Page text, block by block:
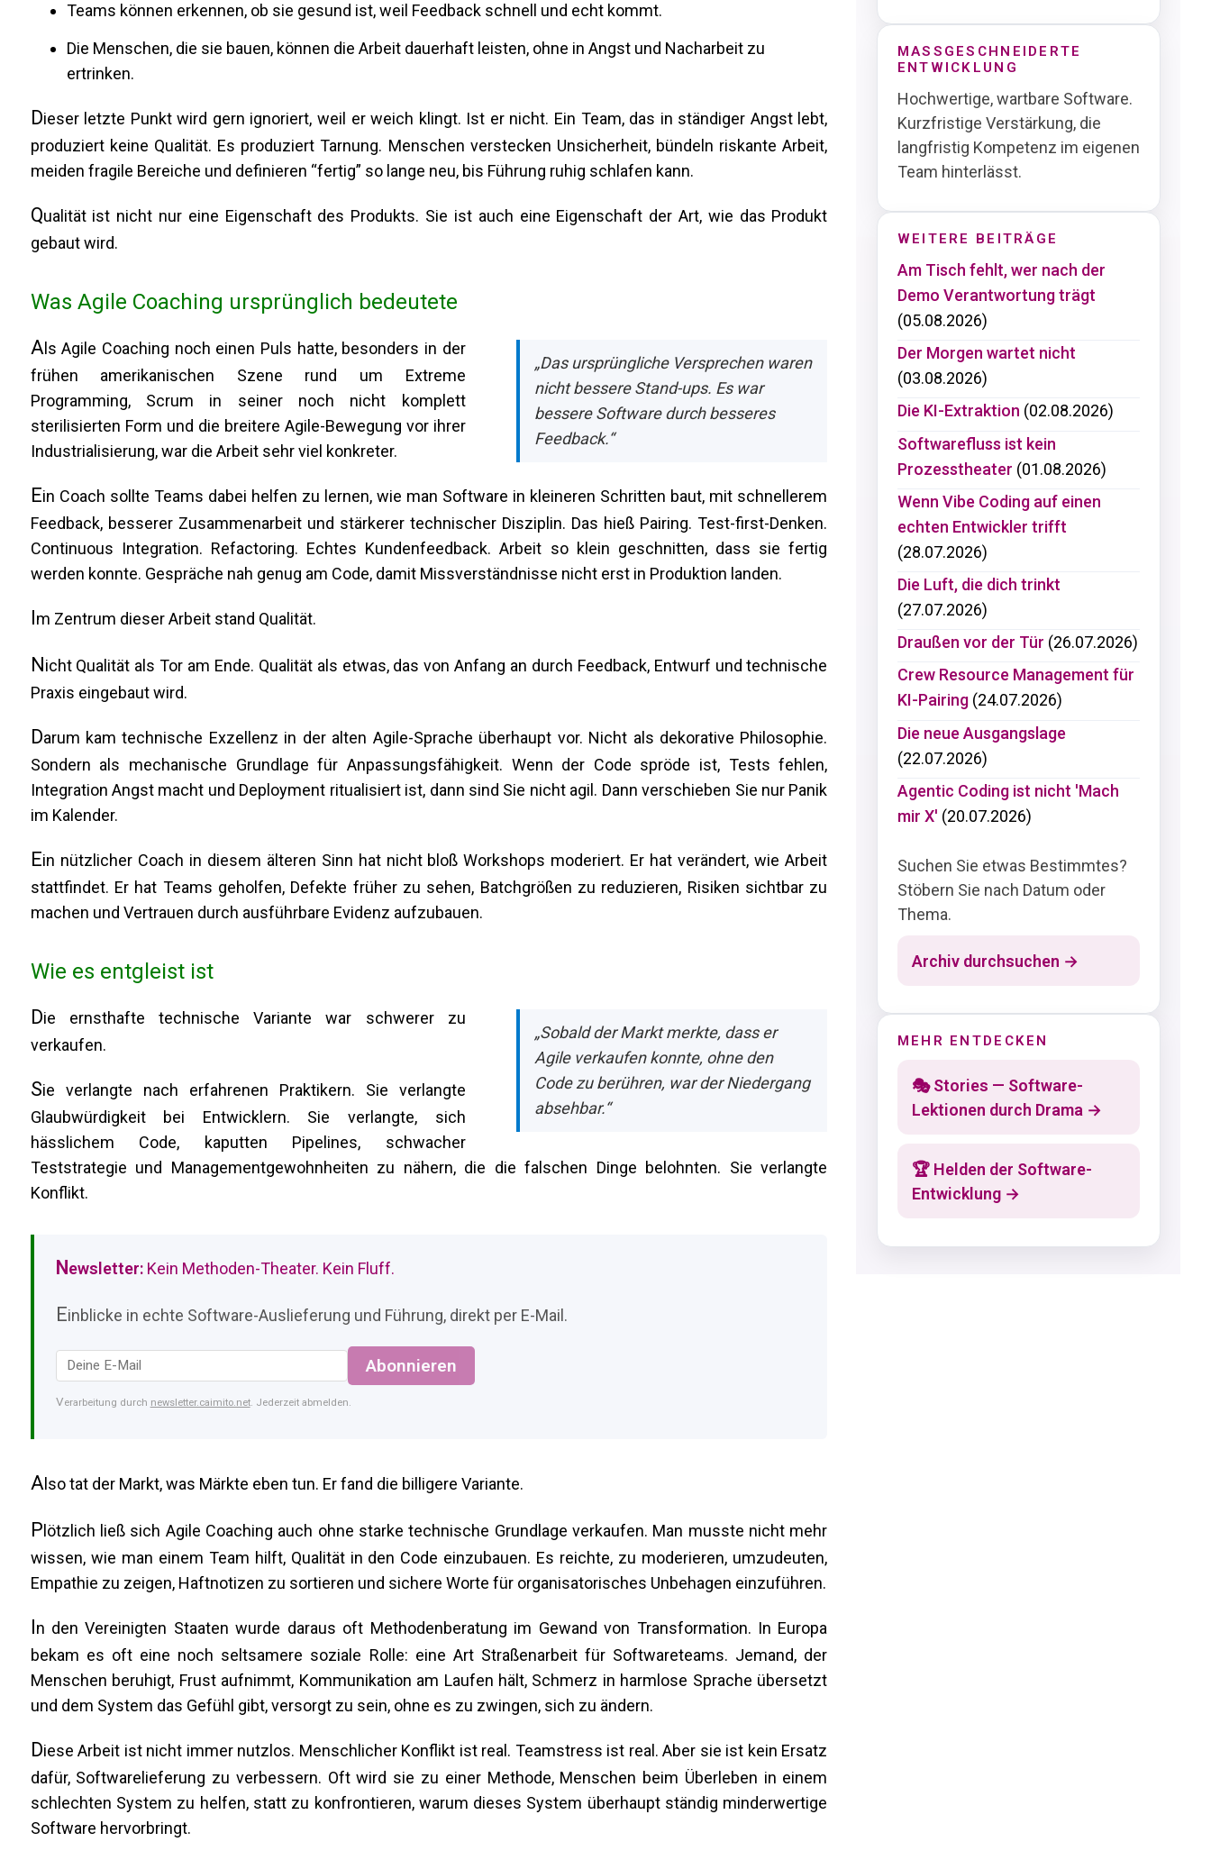
Teams können erkennen, ob sie gesund ist, weil Feedback schnell und echt kommt.
Die Menschen, die sie bauen, können die Arbeit dauerhaft leisten, ohne in Angst und Nacharbeit zu
ertrinken.
Dieser letzte Punkt wird gern ignoriert, weil er weich klingt. Ist er nicht. Ein Team, das in ständiger Angst lebt,
produziert keine Qualität. Es produziert Tarnung. Menschen verstecken Unsicherheit, bündeln riskante Arbeit,
meiden fragile Bereiche und definieren “fertig” so lange neu, bis Führung ruhig schlafen kann.
Qualität ist nicht nur eine Eigenschaft des Produkts. Sie ist auch eine Eigenschaft der Art, wie das Produkt
gebaut wird.
Was Agile Coaching ursprünglich bedeutete
„Das ursprüngliche Versprechen waren
nicht bessere Stand-ups. Es war
bessere Software durch besseres
Feedback.“
A ls Agile Coaching noch einen Puls hatte, besonders in der
frühen amerikanischen Szene rund um Extreme
Programming, Scrum in seiner noch nicht komplett
sterilisierten Form und die breitere Agile-Bewegung vor ihrer
Industrialisierung, war die Arbeit sehr viel konkreter.
Ein Coach sollte Teams dabei helfen zu lernen, wie man Software in kleineren Schritten baut, mit schnellerem
Feedback, besserer Zusammenarbeit und stärkerer technischer Disziplin. Das hieß Pairing. Test-first-Denken.
Continuous Integration. Refactoring. Echtes Kundenfeedback. Arbeit so klein geschnitten, dass sie fertig
werden konnte. Gespräche nah genug am Code, damit Missverständnisse nicht erst in Produktion landen.
Im Zentrum dieser Arbeit stand Qualität.
Nicht Qualität als Tor am Ende. Qualität als etwas, das von Anfang an durch Feedback, Entwurf und technische
Praxis eingebaut wird.
Darum kam technische Exzellenz in der alten Agile-Sprache überhaupt vor. Nicht als dekorative Philosophie.
Sondern als mechanische Grundlage für Anpassungsfähigkeit. Wenn der Code spröde ist, Tests fehlen,
Integration Angst macht und Deployment ritualisiert ist, dann sind Sie nicht agil. Dann verschieben Sie nur Panik
im Kalender.
Ein nützlicher Coach in diesem älteren Sinn hat nicht bloß Workshops moderiert. Er hat verändert, wie Arbeit
stattfindet. Er hat Teams geholfen, Defekte früher zu sehen, Batchgrößen zu reduzieren, Risiken sichtbar zu
machen und Vertrauen durch ausführbare Evidenz aufzubauen.
Wie es entgleist ist
„Sobald der Markt merkte, dass er
Agile verkaufen konnte, ohne den
Code zu berühren, war der Niedergang
absehbar.“
Die ernsthafte technische Variante war schwerer zu
verkaufen.
Sie verlangte nach erfahrenen Praktikern. Sie verlangte
Glaubwürdigkeit bei Entwicklern. Sie verlangte, sich
hässlichem Code, kaputten Pipelines, schwacher
Teststrategie und Managementgewohnheiten zu nähern, die die falschen Dinge belohnten. Sie verlangte
Konflikt.
Newsletter:Kein Methoden-Theater. Kein Fluff.
Einblicke in echte Software-Auslieferung und Führung, direkt per E-Mail.
Abonnieren
Verarbeitung durch newsletter.caimito.net. Jederzeit abmelden.
A lso tat der Markt, was Märkte eben tun. Er fand die billigere Variante.
P lötzlich ließ sich Agile Coaching auch ohne starke technische Grundlage verkaufen. Man musste nicht mehr
wissen, wie man einem Team hilft, Qualität in den Code einzubauen. Es reichte, zu moderieren, umzudeuten,
Empathie zu zeigen, Haftnotizen zu sortieren und sichere Worte für organisatorisches Unbehagen einzuführen.
In den Vereinigten Staaten wurde daraus oft Methodenberatung im Gewand von Transformation. In Europa
bekam es oft eine noch seltsamere soziale Rolle: eine Art Straßenarbeit für Softwareteams. Jemand, der
Menschen beruhigt, Frust aufnimmt, Kommunikation am Laufen hält, Schmerz in harmlose Sprache übersetzt
und dem System das Gefühl gibt, versorgt zu sein, ohne es zu zwingen, sich zu ändern.
Diese Arbeit ist nicht immer nutzlos. Menschlicher Konflikt ist real. Teamstress ist real. Aber sie ist kein Ersatz
dafür, Softwarelieferung zu verbessern. Oft wird sie zu einer Methode, Menschen beim Überleben in einem
schlechten System zu helfen, statt zu konfrontieren, warum dieses System überhaupt ständig minderwertige
Software hervorbringt.
MASSGESCHNEIDERTE E
NTWICKLUNG
Hochwertige, wartbare Software.
Kurzfristige Verstärkung, die
langfristig Kompetenz im eigenen
Team hinterlässt.
WEITERE BEITRÄGE
Am Tisch fehlt, wer nach der
Demo Verantwortung trägt
(05.08.2026)
Der Morgen wartet nicht
(03.08.2026)
Die KI-Extraktion (02.08.2026)
Softwarefluss ist kein
Prozesstheater (01.08.2026)
Wenn Vibe Coding auf einen
echten Entwickler trifft
(28.07.2026)
Die Luft, die dich trinkt
(27.07.2026)
Draußen vor der Tür (26.07.2026)
Crew Resource Management für
KI-Pairing(24.07.2026)
Die neue Ausgangslage
(22.07.2026)
Agentic Coding ist nicht 'Mach
mir X' (20.07.2026)
Suchen Sie etwas Bestimmtes?
Stöbern Sie nach Datum oder
Thema.
Archiv durchsuchen →
MEHR ENTDECKEN
🎭 Stories — Software-
Lektionen durch Drama →
🏆 Helden der Software-
Entwicklung →